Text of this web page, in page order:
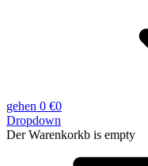
gehen 0 €0
Dropdown
Der Warenkorkb is empty